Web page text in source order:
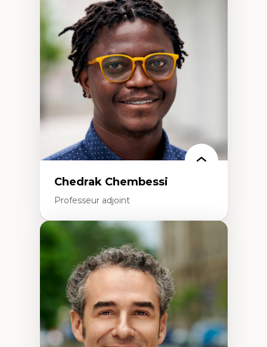
Discours sur la ville et représentations
Mosquées, formes et usages au Canada
Reconnaissance et représentations des
communautés immigrantes dans l'espace
urbain
Design architectural et urbain
Patrimoine et patrimonialisation
Études postcoloniales et décolonisation des
savoirs
Chedrak Chembessi
Professeur adjoint
Économie circulaire
Modèles d’affaires durables
Histoire des faits économiques
Gestion durable des ressources naturelles
Écologie industrielle
Aménagement durable du territoire
Développement régional
Coopératives
Télétravail en milieu rural francophone
Transition socio-écologique